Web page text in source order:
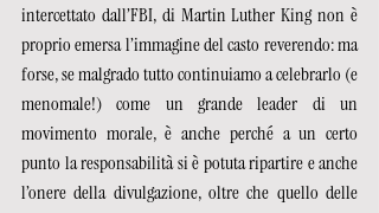
intercettato dall’FBI, di Martin Luther King non è
proprio emersa l’immagine del casto reverendo: ma
forse, se malgrado tuttocontinuiamo a celebrarlo (e
menomale!) come un grande leader di un
movimento morale, è anche perché a un certo
punto la responsabilità si è potuta ripartire e anche
l’onere della divulgazione, oltre che quello delle